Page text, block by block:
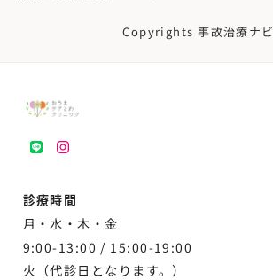
Copyrights 事故治療ナビ
LINEinstagram
診療時間
月・水・木・金
9:00-13:00 / 15:00-19:00
火（代診日となります。）